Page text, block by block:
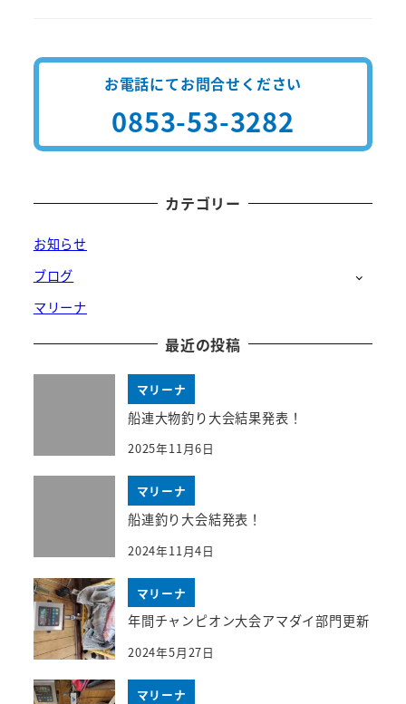
お電話にてお問合せください
0853-53-3282
カテゴリー
お知らせ
ブログ
マリーナ
最近の投稿
マリーナ
船連大物釣り大会結果発表！
2025年11月6日
マリーナ
船連釣り大会結発表！
2024年11月4日
マリーナ
年間チャンピオン大会アマダイ部門更新
2024年5月27日
マリーナ